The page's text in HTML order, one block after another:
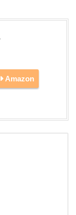
Amazon